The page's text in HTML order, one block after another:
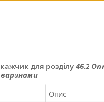
для розділу 46.2
Опис